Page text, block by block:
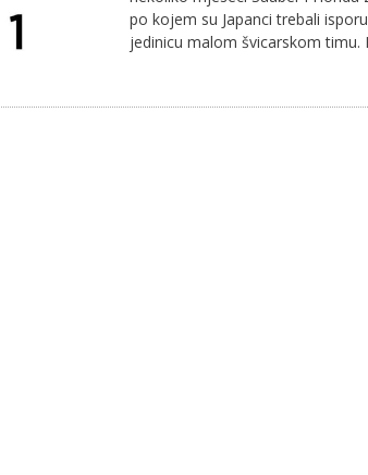
po kojem su Japanci trebali
jedinicu malom švicarskom timu.